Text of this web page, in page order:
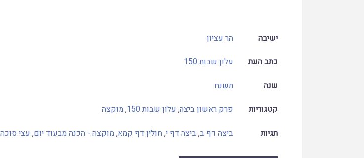
ישיבה
הר עציון
כתב העת
עלון שבות 150
שנה
תשנח
קטגוריות
פרק ראשון ביצה, עלון שבות 150 ,מוקצה
תגיות
ביצה דף ב,ביצה דף י, חולין דף קמא,מוקצה - הכנה מבעוד יום, עצי סוכה